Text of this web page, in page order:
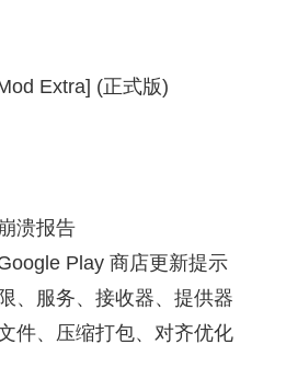
Extra] (正式版)
溃报告
Play 商店更新提示
、服务、接收器、提供器
件、压缩打包、对齐优化